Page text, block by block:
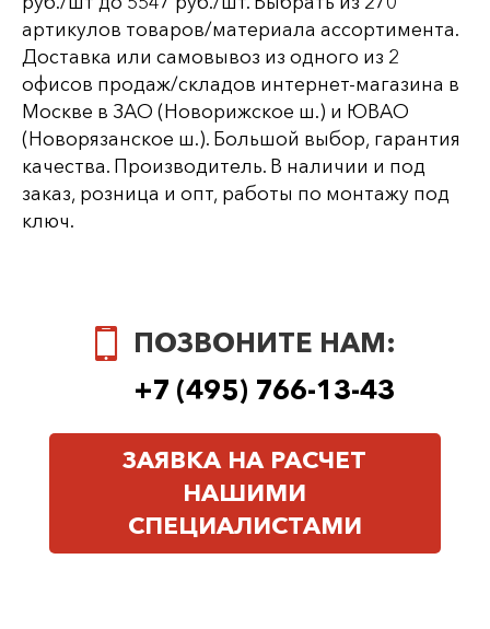
артикулов товаров/материала ассортимента.
Доставка или самовывоз из одного из 2
офисов продаж/складов интернет-магазина в
Москве в ЗАО (Новорижское ш.) и ЮВАО
(Новорязанское ш.). Большой выбор, гарантия
качества. Производитель. В наличии и под
заказ, розница и опт, работы по монтажу под
ключ.
ПОЗВОНИТЕ НАМ:
+7 (495) 766-13-43
ЗАЯВКА НА РАСЧЕТ
НАШИМИ
СПЕЦИАЛИСТАМИ